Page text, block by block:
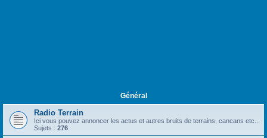
Général
Radio Terrain
Ici vous pouvez annoncer les actus et autres bruits de terrains, cancans etc...
Sujets : 276